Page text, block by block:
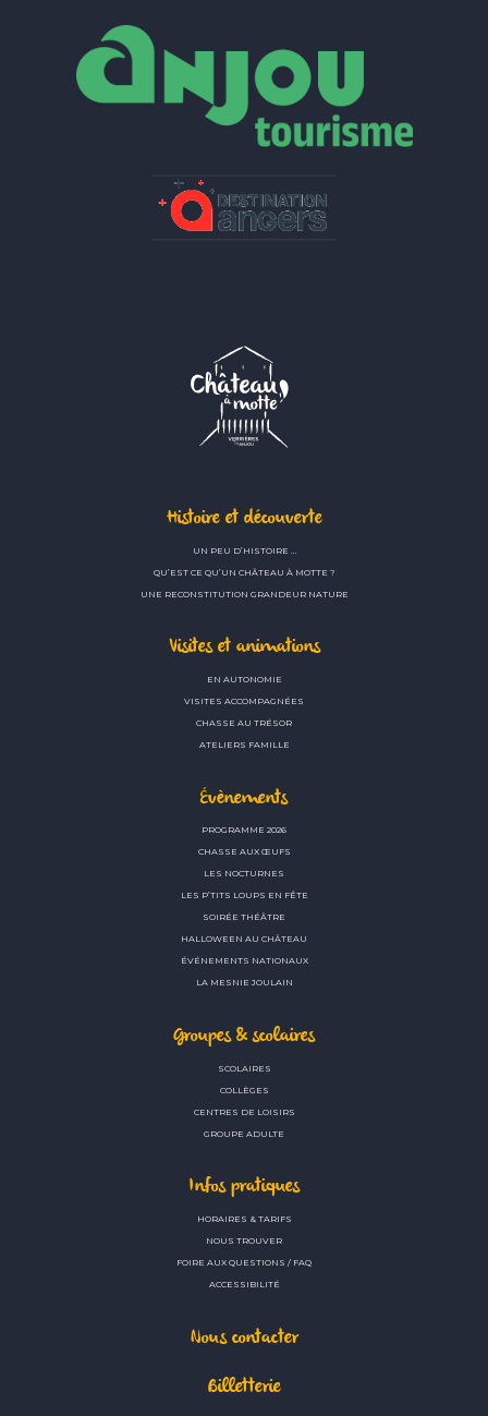
Histoire et découverte
UN PEU D’HISTOIRE …
QU’EST CE QU’UN CHÂTEAU À MOTTE ?
UNE RECONSTITUTION GRANDEUR NATURE
Visites et animations
EN AUTONOMIE
VISITES ACCOMPAGNÉES
CHASSE AU TRÉSOR
ATELIERS FAMILLE
Évènements
PROGRAMME 2026
CHASSE AUX ŒUFS
LES NOCTURNES
LES P’TITS LOUPS EN FÊTE
SOIRÉE THÉÂTRE
HALLOWEEN AU CHÂTEAU
ÉVÉNEMENTS NATIONAUX
LA MESNIE JOULAIN
Groupes & scolaires
SCOLAIRES
COLLÈGES
CENTRES DE LOISIRS
GROUPE ADULTE
Infos pratiques
HORAIRES & TARIFS
NOUS TROUVER
FOIRE AUX QUESTIONS / FAQ
ACCESSIBILITÉ
Nous contacter
Billetterie